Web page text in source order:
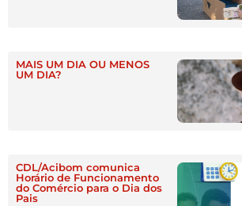
MAIS UM DIA OU MENOS
UM DIA?
CDL/Acibom comunica
Horário de Funcionamento
do Comércio para o Dia dos
Pais